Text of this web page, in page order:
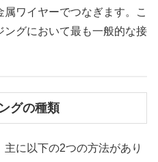
ワイヤーでつなぎます。こ
グにおいて最も一般的な接
グの種類
に以下の2つの方法があり